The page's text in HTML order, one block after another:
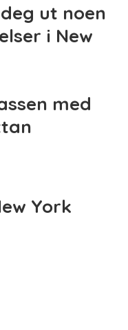
ut noen
i New
med
York